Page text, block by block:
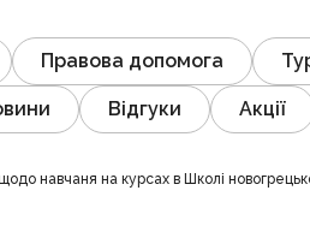
Правова допомога
Відгуки Акції
навчаня на курсах в Школі